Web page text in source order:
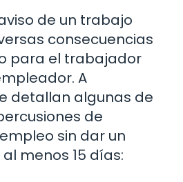
de un trabajo
consecuencias
para el trabajador
A
detallan algunas de
de
sin dar un
menos 15 días: